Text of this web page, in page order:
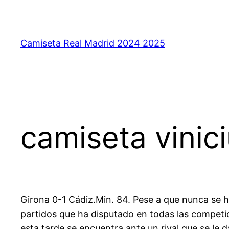
contenido
Camiseta Real Madrid 2024 2025
camiseta
Girona 0-1 Cádiz.Min. 84. Pese a que nunca
partidos que ha disputado en todas las